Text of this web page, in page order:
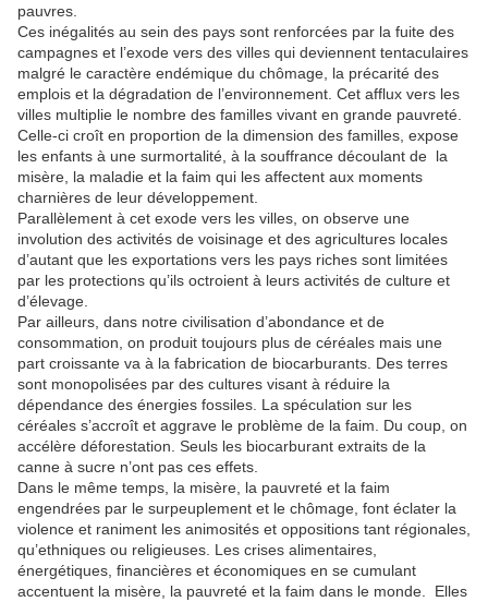
pauvres.
Ces inégalités au sein des pays sont renforcées par la fuite des
campagnes et l’exode vers des villes qui deviennent tentaculaires
malgré le caractère endémique du chômage, la précarité des
emplois et la dégradation de l’environnement. Cet afflux vers les
villes multiplie le nombre des familles vivant en grande pauvreté.
Celle-ci croît en proportion de la dimension des familles, expose
les enfants à une surmortalité, à la souffrance découlant de la
misère, la maladie et la faim qui les affectent aux moments
charnières de leur développement.
Parallèlement à cet exode vers les villes, on observe une
involution des activités de voisinage et des agricultures locales
d’autant que les exportations vers les pays riches sont limitées
par les protections qu’ils octroient à leurs activités de culture et
d’élevage.
Par ailleurs, dans notre civilisation d’abondance et de
consommation, on produit toujours plus de céréales mais une
part croissante va à la fabrication de biocarburants. Des terres
sont monopolisées par des cultures visant à réduire la
dépendance des énergies fossiles. La spéculation sur les
céréales s’accroît et aggrave le problème de la faim. Du coup, on
accélère déforestation. Seuls les biocarburant extraits de la
canne à sucre n’ont pas ces effets.
Dans le même temps, la misère, la pauvreté et la faim
engendrées par le surpeuplement et le chômage, font éclater la
violence et raniment les animosités et oppositions tant régionales,
qu’ethniques ou religieuses. Les crises alimentaires,
énergétiques, financières et économiques en se cumulant
accentuent la misère, la pauvreté et la faim dans le monde. Elles